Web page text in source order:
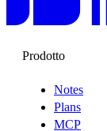
Prodotto
Notes
Plans
MCP